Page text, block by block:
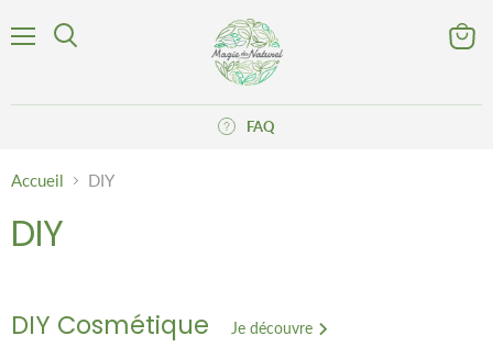
FAQ
Accueil DIY
DIY
DIY Cosmétique Je découvre